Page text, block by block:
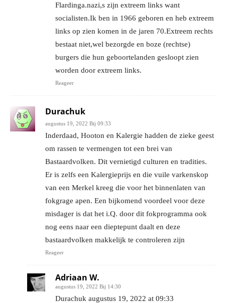
Flardinga.nazi,s zijn extreem links want
socialisten.Ik ben in 1966 geboren en heb extreem
links op zien komen in de jaren 70.Extreem rechts
bestaat niet,wel bezorgde en boze (rechtse)
burgers die hun geboortelanden gesloopt zien
worden door extreem links.
Reageer
Durachuk
augustus 19, 2022 Bij 09:33
Inderdaad, Hooton en Kalergie hadden de zieke geest
om rassen te vermengen tot een brei van
Bastaardvolken. Dit vernietigd culturen en tradities.
Er is zelfs een Kalergieprijs en die vuile varkenskop
van een Merkel kreeg die voor het binnenlaten van
fokgrage apen. Een bijkomend voordeel voor deze
misdager is dat het i.Q. door dit fokprogramma ook
nog eens naar een dieptepunt daalt en deze
bastaardvolken makkelijk te controleren zijn
Reageer
Adriaan W.
augustus 19, 2022 Bij 14:30
Durachuk augustus 19, 2022 at 09:33